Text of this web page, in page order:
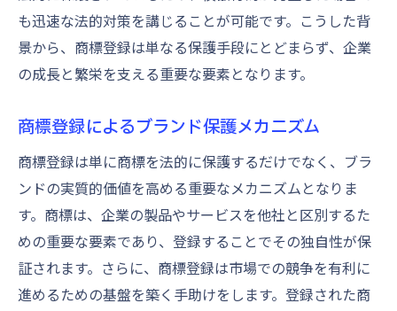
も迅速な法的対策を講じることが可能です。こうした背
景から、商標登録は単なる保護手段にとどまらず、企業
の成長と繁栄を支える重要な要素となります。
商標登録によるブランド保護メカニズム
商標登録は単に商標を法的に保護するだけでなく、ブラ
ンドの実質的価値を高める重要なメカニズムとなりま
す。商標は、企業の製品やサービスを他社と区別するた
めの重要な要素であり、登録することでその独自性が保
証されます。さらに、商標登録は市場での競争を有利に
進めるための基盤を築く手助けをします。登録された商